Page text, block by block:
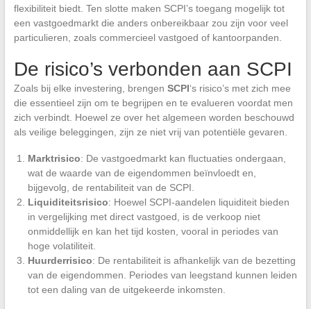
flexibiliteit biedt. Ten slotte maken SCPI’s toegang mogelijk tot
een vastgoedmarkt die anders onbereikbaar zou zijn voor veel
particulieren, zoals commercieel vastgoed of kantoorpanden.
De risico’s verbonden aan SCPI
Zoals bij elke investering, brengen SCPI‘s risico’s met zich mee
die essentieel zijn om te begrijpen en te evalueren voordat men
zich verbindt. Hoewel ze over het algemeen worden beschouwd
als veilige beleggingen, zijn ze niet vrij van potentiële gevaren.
Marktrisico: De vastgoedmarkt kan fluctuaties ondergaan,
wat de waarde van de eigendommen beïnvloedt en,
bijgevolg, de rentabiliteit van de SCPI.
Liquiditeitsrisico: Hoewel SCPI-aandelen liquiditeit bieden
in vergelijking met direct vastgoed, is de verkoop niet
onmiddellijk en kan het tijd kosten, vooral in periodes van
hoge volatiliteit.
Huurderrisico: De rentabiliteit is afhankelijk van de bezetting
van de eigendommen. Periodes van leegstand kunnen leiden
tot een daling van de uitgekeerde inkomsten.